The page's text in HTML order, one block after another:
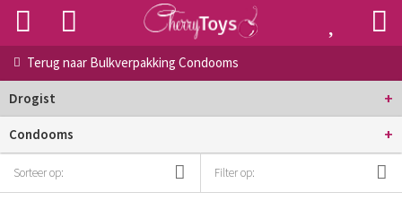
Terug naar Bulkverpakking Condooms
Drogist +
Condooms +
Sorteer op: Filter op: